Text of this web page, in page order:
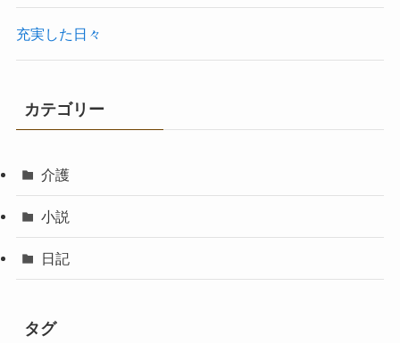
充実した日々
カテゴリー
介護
小説
日記
タグ